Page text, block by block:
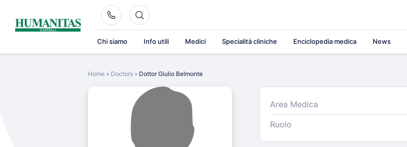
content
Chi siamo Info utili Medici Specialità cliniche Enciclopedia medica News
Home » Doctors » Dottor Giulio Belmonte
Area Medica
Ruolo